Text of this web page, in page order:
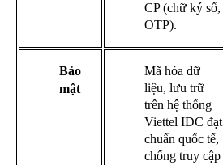
CP (chữ ký số,
OTP).
Bảo
mật
Mã hóa dữ
liệu, lưu trữ
trên hệ thống
Viettel IDC đạt
chuẩn quốc tế,
chống truy cập